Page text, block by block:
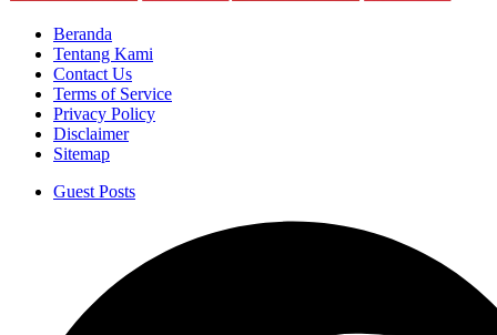
Beranda
Tentang Kami
Contact Us
Terms of Service
Privacy Policy
Disclaimer
Sitemap
Guest Posts